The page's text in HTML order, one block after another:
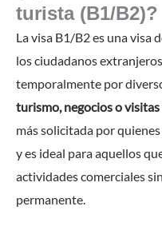
turista (B1/B2)?
La visa B1/B2 es una visa
los ciudadanos
temporalmente por
turismo, negocios o
más solicitada por
y es ideal para aquellos
actividades comerciales
permanente.